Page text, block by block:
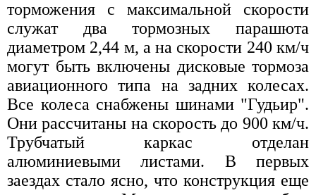
торможения с максимальной скорости
служат два тормозных парашюта
диаметром 2,44 м, а на скорости 240 км/ч
могут быть включены дисковые тормоза
авиационного типа на задних колесах.
Все колеса снабжены шинами "Гудьир".
Они рассчитаны на скорость до 900 км/ч.
Трубчатый каркас отделан
алюминиевыми листами. В первых
заездах стало ясно, что конструкция еще